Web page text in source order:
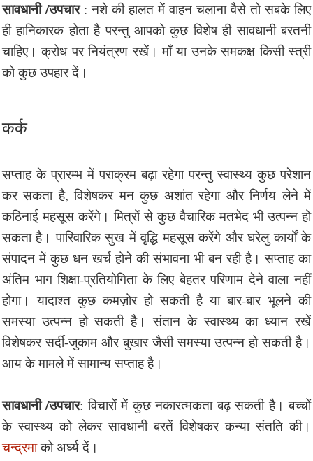
सावधानी /उपचार: नशे की हालत में वाहन चलाना वैसे तो सबके लिए
ही हानिकारक होता है परन्तु आपको कुछ विशेष ही सावधानी बरतनी
चाहिए। क्रोध पर नियंत्रण रखें। माँ या उनके समकक्ष किसी स्त्री
को कुछ उपहार दें।
कर्क
सप्ताह के प्रारम्भ में पराक्रम बढ़ा रहेगा परन्तु स्वास्थ्य कुछ परेशान
कर सकता है, विशेषकर मन कुछ अशांत रहेगा और निर्णय लेने में
कठिनाई महसूस करेंगे। मित्रों से कुछ वैचारिक मतभेद भी उत्पन्न हो
सकता है। पारिवारिक सुख में वृद्धि महसूस करेंगे और घरेलु कार्यों के
संपादन में कुछ धन खर्च होने की संभावना भी बन रही है। सप्ताह का
अंतिम भाग शिक्षा-प्रतियोगिता के लिए बेहतर परिणाम देने वाला नहीं
होगा। यादाश्त कुछ कमज़ोर हो सकती है या बार-बार भूलने की
समस्या उत्पन्न हो सकती है। संतान के स्वास्थ्य का ध्यान रखें
विशेषकर सर्दी-जुकाम और बुखार जैसी समस्या उत्पन्न हो सकती है।
आय के मामले में सामान्य सप्ताह है।
सावधानी /उपचार: विचारों में कुछ नकारत्मकता बढ़ सकती है। बच्चों
के स्वास्थ्य को लेकर सावधानी बरतें विशेषकर कन्या संतति की।
चन्द्रमाको अर्घ्य दें।